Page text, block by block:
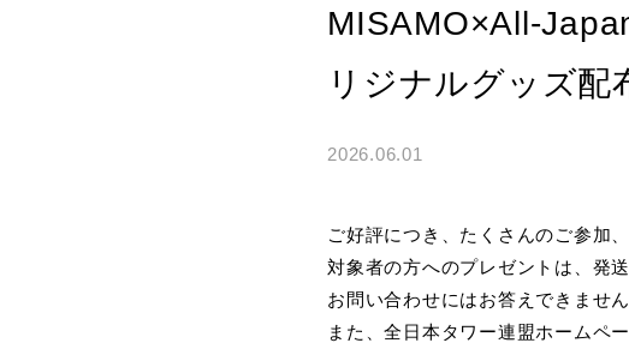
MISAMO×All-
リジナルグッズ配
2026.06.01
ご好評につき、たくさんのご参加
対象者の方へのプレゼントは、発
お問い合わせにはお答えできませ
また、全日本タワー連盟ホームペ